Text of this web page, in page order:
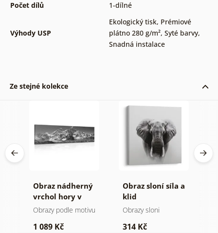
Počet dílů
1-dílné
Výhody USP
Ekologický tisk, Prémiové
plátno 280 g/m², Syté barvy,
Snadná instalace
Ze stejné kolekce
Obraz nádherný
vrchol hory v
černobílém
Obrazy podle motivu
1 089 Kč
Obraz sloní síla a
klid
Obrazy sloni
314 Kč